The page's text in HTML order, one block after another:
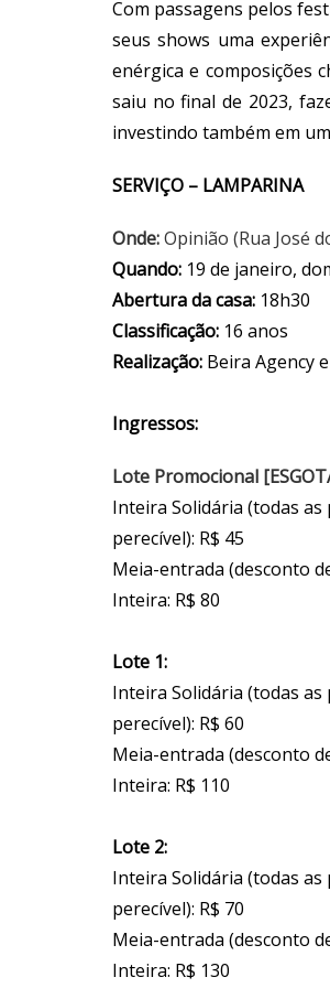
Com passagens pelos
seus shows uma
enérgica e composições
saiu no final de 2023,
investindo também em
SERVIÇO – LAMPARINA
Onde:Opinião (Rua José
Quando: 19 de janeiro,
Abertura da casa: 18h30
Classificação: 16 anos
Realização: Beira Agency
Ingressos:
Lote Promocional
Inteira Solidária (todas
perecível): R$ 45
Meia-entrada (desconto
Inteira: R$ 80
Lote 1:
Inteira Solidária (todas
perecível): R$ 60
Meia-entrada (desconto
Inteira: R$ 110
Lote 2:
Inteira Solidária (todas
perecível): R$ 70
Meia-entrada (desconto
Inteira: R$ 130